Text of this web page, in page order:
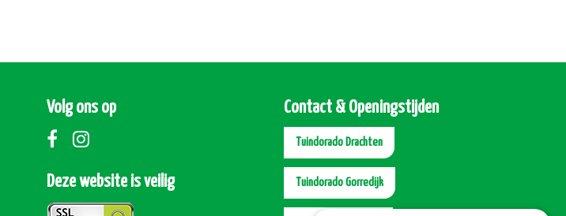
Volg ons op
Deze website is veilig
Contact & Openingstijden
Tuindorado Drachten
Tuindorado Gorredijk